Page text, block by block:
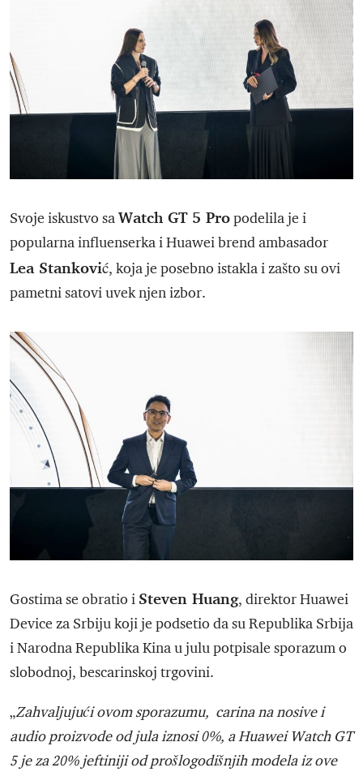
Svoje iskustvo saWatch GT 5 Propodelila je i
popularna influenserka i Huawei brend ambasador
Lea Stanković, koja je posebno istakla i zašto su ovi
pametni satovi uvek njen izbor.
Gostima se obratio i Steven Huang, direktor Huawei
Device za Srbiju koji je podsetio da su Republika Srbija
i Narodna Republika Kina u julu potpisale sporazum o
slobodnoj, bescarinskoj trgovini.
„Zahvaljujući ovom sporazumu, carina na nosive i
audio proizvode od jula iznosi 0%, a Huawei Watch GT
5 je za 20% jeftiniji od prošlogodišnjih modela iz ove